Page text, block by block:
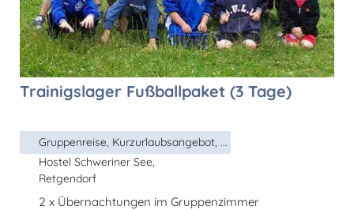
Trainigslager Fußballpaket (3 Tage)
Gruppenreise, Kurzurlaubsangebot, ...
Hostel Schweriner See,
Retgendorf
2 x Übernachtungen im Gruppenzimmer